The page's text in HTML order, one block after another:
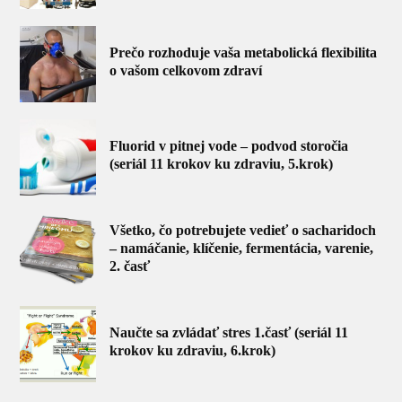
Prečo rozhoduje vaša metabolická flexibilita
o vašom celkovom zdraví
Fluorid v pitnej vode – podvod storočia
(seriál 11 krokov ku zdraviu, 5.krok)
Všetko, čo potrebujete vedieť o sacharidoch
– namáčanie, klíčenie, fermentácia, varenie,
2. časť
Naučte sa zvládať stres 1.časť (seriál 11
krokov ku zdraviu, 6.krok)